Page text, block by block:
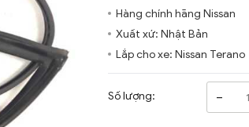
Hàng chính hãng Nissan
Xuất xứ: Nhật Bản
Lắp cho xe: Nissan Terano
Số lượng: -